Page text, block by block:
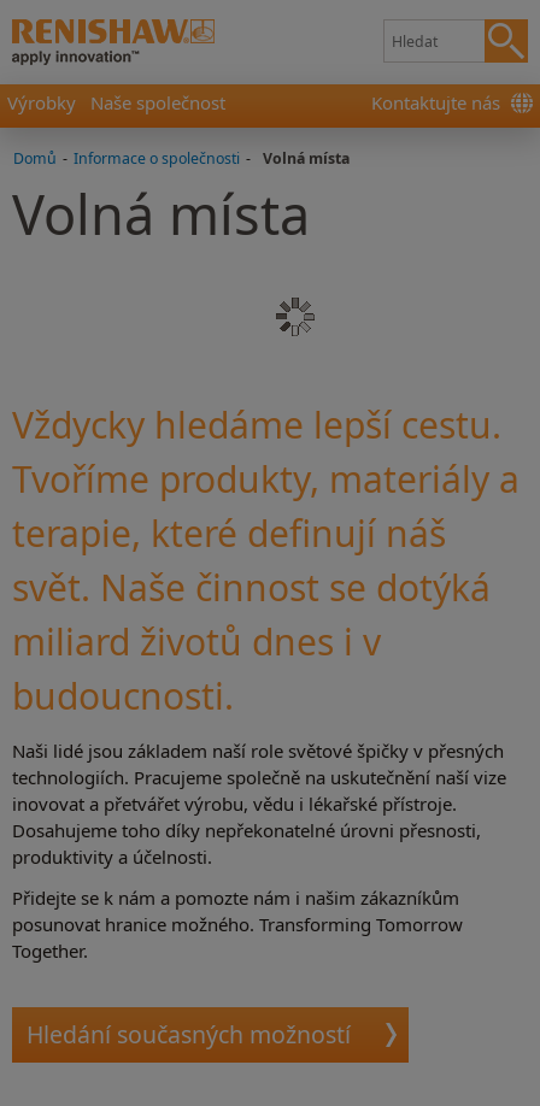
Výrobky Naše společnost Kontaktujte nás
Domů - Informace o společnosti - Volná místa
Volná místa
Vždycky hledáme lepší cestu.
Tvoříme produkty, materiály a
terapie, které definují náš
svět. Naše činnost se dotýká
miliard životů dnes i v
budoucnosti.
Naši lidé jsou základem naší role světové špičky v přesných
technologiích. Pracujeme společně na uskutečnění naší vize
inovovat a přetvářet výrobu, vědu i lékařské přístroje.
Dosahujeme toho díky nepřekonatelné úrovni přesnosti,
produktivity a účelnosti.
Přidejte se k nám a pomozte nám i našim zákazníkům
posunovat hranice možného. Transforming Tomorrow
Together.
Hledání současných možností